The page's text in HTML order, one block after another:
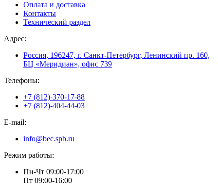
Оплата и доставка
Контакты
Технический раздел
Адрес:
Россия, 196247, г. Санкт-Петербург, Ленинский пр. 160,
БЦ «Меридиан», офис 739
Телефоны:
+7 (812)-370-17-88
+7 (812)-404-44-03
E-mail:
info@bec.spb.ru
Режим работы:
Пн-Чт 09:00-17:00
Пт 09:00-16:00